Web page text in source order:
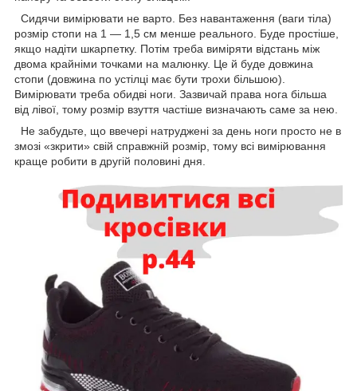
Сидячи вимірювати не варто. Без навантаження (ваги тіла)
розмір стопи на 1 — 1,5 см менше реального. Буде простіше,
якщо надіти шкарпетку. Потім треба виміряти відстань між
двома крайніми точками на малюнку. Це й буде довжина
стопи (довжина по устілці має бути трохи більшою).
Вимірювати треба обидві ноги. Зазвичай права нога більша
від лівої, тому розмір взуття частіше визначають саме за нею.
Не забудьте, що ввечері натруджені за день ноги просто не в
змозі «зкрити» свій справжній розмір, тому всі вимірювання
краще робити в другій половині дня.